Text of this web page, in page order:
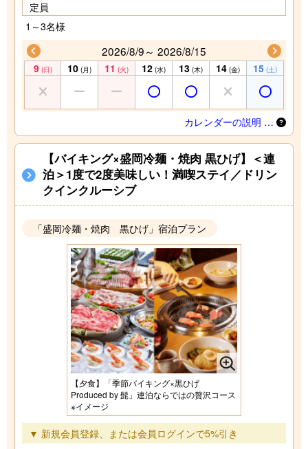
定員
1～3名様
2026/8/9～ 2026/8/15
9 (日) 10 (月) 11 (火) 12 (水) 13 (木) 14 (金) 15 (土)
カレンダーの説明 …
【バイキング×盛岡冷麺・焼肉 黒ひげ】＜連
泊＞1度で2度美味しい！満喫ステイ／ドリン
クインクルーシブ
「盛岡冷麺・焼肉 黒ひげ」宿泊プラン
【夕食】「季節バイキング×黒ひげ
Produced by 髭」連泊ならではの贅沢コース
※イメージ
▼ 新規会員登録、または会員ログインで5%引き